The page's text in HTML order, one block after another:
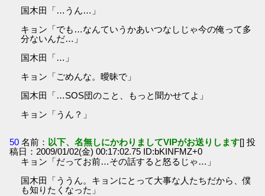
国木田「…うん…」
キョン「でも…なんていうかあいつなしじゃ今の俺って多
分ないんだ…」
国木田「…」
キョン「ごめんな。曖昧で」
国木田「…SOS団のこと、もっと聞かせてよ」
キョン「うん？」
50 名前： 以下、名無しにかわりましてVIPがお送りします[] 投
稿日：2009/01/02(金) 00:17:02.75 ID:bKINFMZ+0
キョン「だってお前…その話すると怒るじゃ…」
国木田「ううん。キョンにとって大事な人たちだから、僕
も知りたくなった」